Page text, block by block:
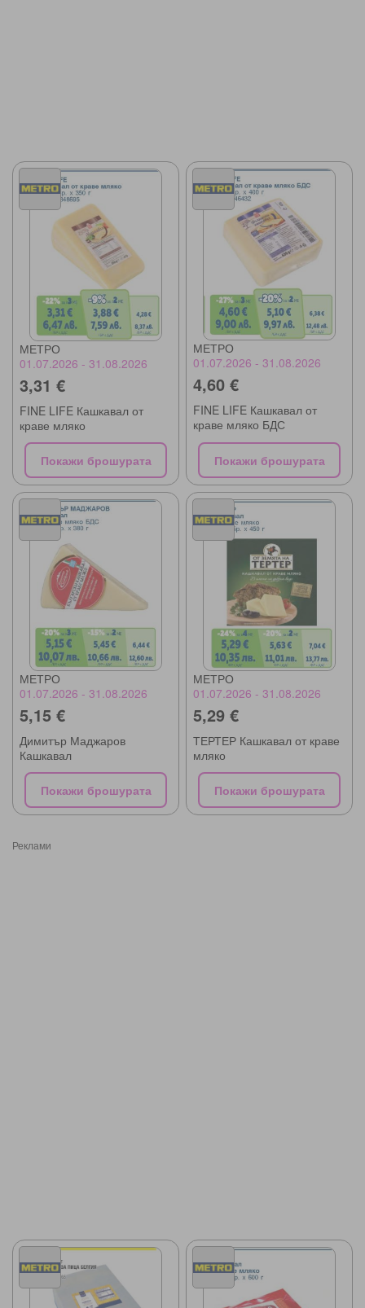
МЕТРО
01.07.2026 - 31.08.2026
3,31 €
FINE LIFE Кашкавал от
краве мляко
Покажи брошурата
МЕТРО
01.07.2026 - 31.08.2026
4,60 €
FINE LIFE Кашкавал от
краве мляко БДС
Покажи брошурата
МЕТРО
01.07.2026 - 31.08.2026
5,15 €
Димитър Маджаров
Кашкавал
Покажи брошурата
МЕТРО
01.07.2026 - 31.08.2026
5,29 €
ТЕРТЕР Кашкавал от краве
мляко
Покажи брошурата
Реклами